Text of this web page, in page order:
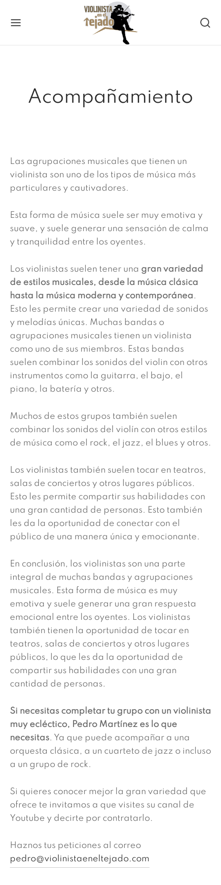
Acompañamiento
Las agrupaciones musicales que tienen un
violinista son uno de los tipos de música más
particulares y cautivadores.
Esta forma de música suele ser muy emotiva y
suave, y suele generar una sensación de calma
y tranquilidad entre los oyentes.
Los violinistas suelen tener una gran variedad
de estilos musicales, desde la música clásica
hasta la música moderna y contemporánea.
Esto les permite crear una variedad de sonidos
y melodías únicas. Muchas bandas o
agrupaciones musicales tienen un violinista
como uno de sus miembros. Estas bandas
suelen combinar los sonidos del violin con otros
instrumentos como la guitarra, el bajo, el
piano, la batería y otros.
Muchos de estos grupos también suelen
combinar los sonidos del violín con otros estilos
de música como el rock, el jazz, el blues y otros.
Los violinistas también suelen tocar en teatros,
salas de conciertos y otros lugares públicos.
Esto les permite compartir sus habilidades con
una gran cantidad de personas. Esto también
les da la oportunidad de conectar con el
público de una manera única y emocionante.
En conclusión, los violinistas son una parte
integral de muchas bandas y agrupaciones
musicales. Esta forma de música es muy
emotiva y suele generar una gran respuesta
emocional entre los oyentes. Los violinistas
también tienen la oportunidad de tocar en
teatros, salas de conciertos y otros lugares
públicos, lo que les da la oportunidad de
compartir sus habilidades con una gran
cantidad de personas.
Si necesitas completar tu grupo con un violinista
muy ecléctico, Pedro Martínez es lo que
necesitas. Ya que puede acompañar a una
orquesta clásica, a un cuarteto de jazz o incluso
a un grupo de rock.
Si quieres conocer mejor la gran variedad que
ofrece te invitamos a que visites su canal de
Youtube y decirte por contratarlo.
Haznos tus peticiones al correo
pedro@violinistaeneltejado.com
de Violín